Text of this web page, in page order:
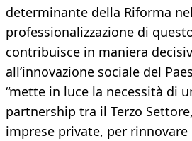
determinante della Riforma
professionalizzazione di
contribuisce in maniera
all’innovazione sociale del
“mette in luce la necessità di
partnership tra il Terzo
imprese private, per rinnovare